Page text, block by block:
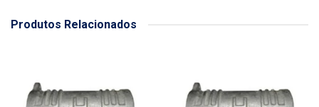
Produtos Relacionados